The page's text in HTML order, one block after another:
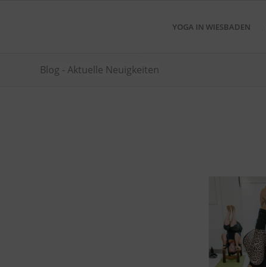
YOGA IN WIESBADEN
Blog - Aktuelle Neuigkeiten